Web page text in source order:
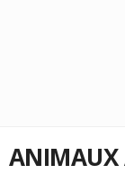
ANIMAUX